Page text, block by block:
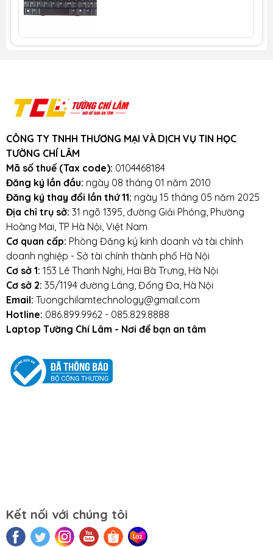
từ 1 triệu trở lên trong bán kính 3km.
chất lượng cao. Với tiêu chí chất lượng là
Điểm 10 cho sự tin cậy
Tránh bàn phím bị va đập mạnh, tránh laptop
bị rơi
Tránh bàn phím bị dính nước,hạn chế cất giữ
và sử dụng laptop trong điều kiện ẩm thấp.
Vệ sinh bàn phím thường xuyên.
Mọi yêu cầu đặt hàng, hỗ trợ tư vấn sản
phẩm xin liên hệ qua hotline:
0911390666 – 02438684912
Hoặc qua trực tiếp cửa hàng:
Địa chỉ: Số 153 Lê Thanh Nghị- Phường Đồng
CÔNG TY TNHH THƯƠNG MẠI VÀ DỊCH VỤ TIN HỌC
TƯỜNG CHÍ LÂM
Mã số thuế (Tax code): 0104468184
Đăng ký lần đầu: ngày 08 tháng 01 năm 2010
Đăng ký thay đổi lần thứ 11: ngày 15 tháng 05 năm 2025
Địa chỉ trụ sở: 31 ngõ 1395, đường Giải Phóng, Phường
Hoàng Mai, TP Hà Nội, Việt Nam
Cơ quan cấp: Phòng Đăng ký kinh doanh và tài chính
doanh nghiệp - Sở tài chính thành phố Hà Nội
Cơ sở 1: 153 Lê Thanh Nghị, Hai Bà Trưng, Hà Nội
Cơ sở 2: 35/1194 đường Láng, Đống Đa, Hà Nội
Email: Tuongchilamtechnology@gmail.com
Hotline: 086.899.9962 - 085.829.8888
Laptop Tường Chí Lâm - Nơi để bạn an tâm
Kết nối với chúng tôi